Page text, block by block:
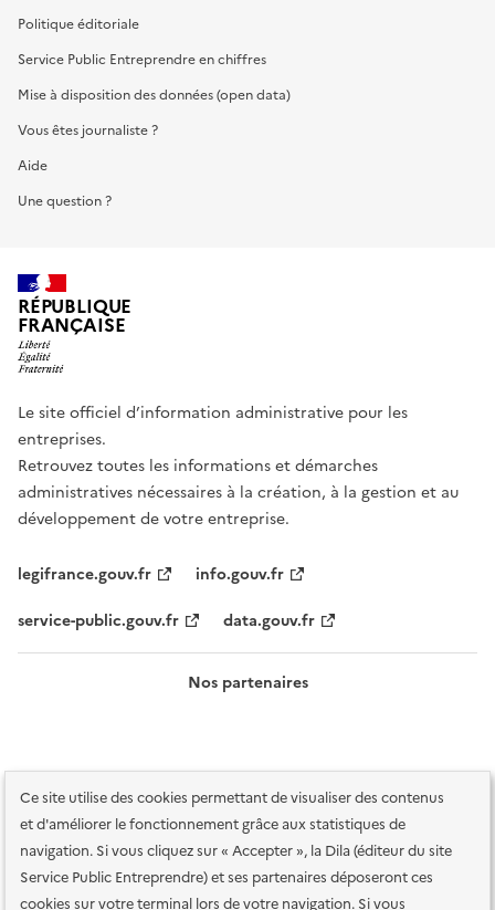
Ce site utilise des cookies permettant de visualiser des contenus
et d'améliorer le fonctionnement grâce aux statistiques de
navigation. Si vous cliquez sur « Accepter », la Dila (éditeur du site
Service Public Entreprendre) et ses partenaires déposeront ces
cookies sur votre terminal lors de votre navigation. Si vous
Politique éditoriale
Service Public Entreprendre en chiffres
Mise à disposition des données (open data)
Vous êtes journaliste ?
Aide
Une question ?
RÉPUBLIQUE
FRANÇAISE
Le site officiel d’information administrative pour les
entreprises.
Retrouvez toutes les informations et démarches
administratives nécessaires à la création, à la gestion et au
développement de votre entreprise.
legifrance.gouv.fr
info.gouv.fr
service-public.gouv.fr
data.gouv.fr
Nos partenaires
Plan du site Accessibilité : totalement conforme Accessibilité des